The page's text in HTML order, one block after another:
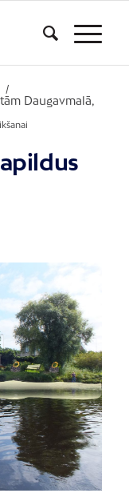
/
Daugavmalā,